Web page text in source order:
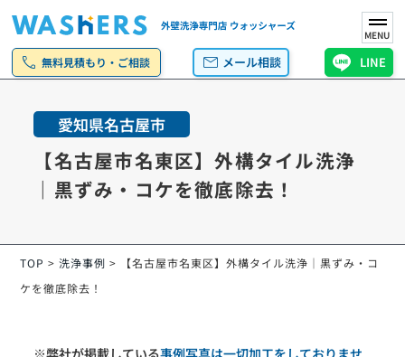
MENU
call 無料見積もり・ご相談 mail メール相談 LINE
愛知県名古屋市
【名古屋市名東区】外構タイル洗浄
｜黒ずみ・コケを徹底除去！
TOP >洗浄事例 >
【名古屋市名東区】外構タイル洗浄｜黒ずみ・コ
ケを徹底除去！